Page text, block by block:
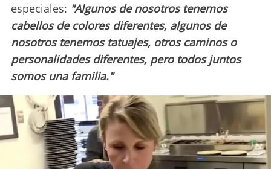
especiales: "Algunos de nosotros tenemos
cabellos de colores diferentes, algunos de
nosotros tenemos tatuajes, otros caminos o
personalidades diferentes, pero todos juntos
somos una familia."